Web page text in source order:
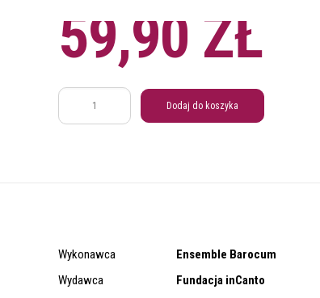
59,90 ZŁ
ilość
Lekcje
Dodaj do koszyka
Wykonawca
Ensemble Barocum
Wydawca
Fundacja inCanto